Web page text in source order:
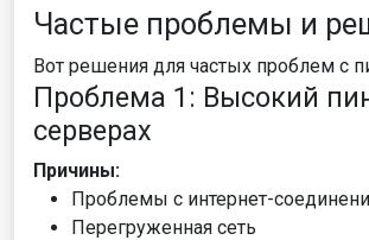
Частые проблемы и
Вот решения для частых проблем с
Проблема 1: Высокий
серверах
Причины:
Проблемы с интернет-
Перегруженная сеть